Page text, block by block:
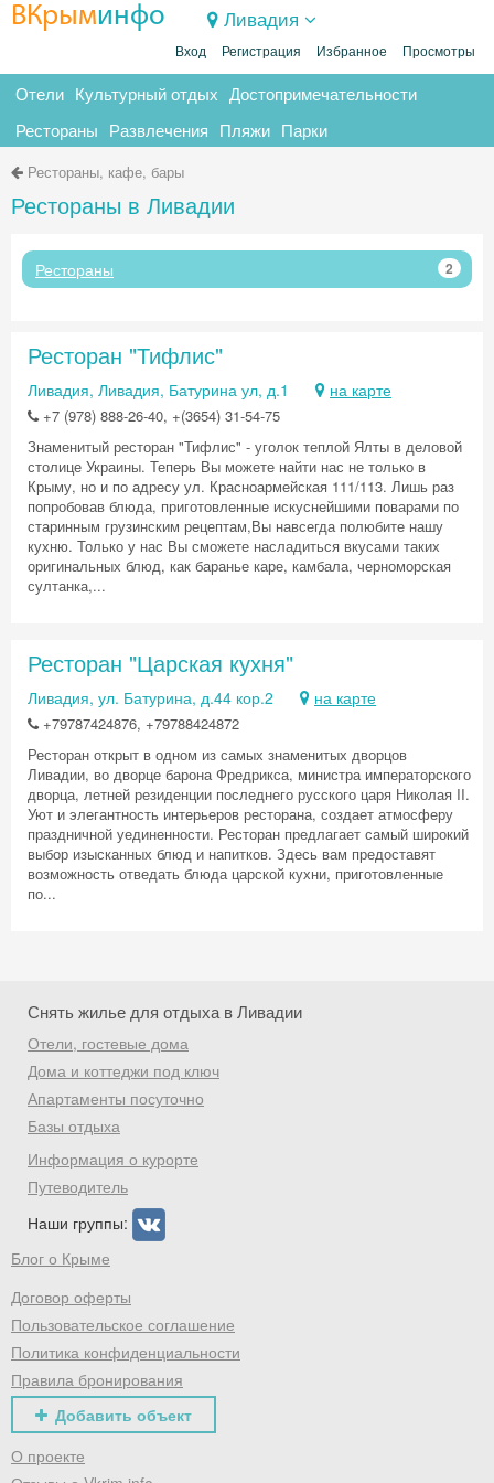
ВКрыминфо Ливадия
Вход Регистрация Избранное Просмотры
Отели Культурный отдых Достопримечательности
Рестораны Развлечения Пляжи Парки
Рестораны, кафе, бары
Рестораны в Ливадии
Рестораны 2
Ресторан "Тифлис"
Ливадия, Ливадия, Батурина ул, д.1 на карте
+7 (978) 888-26-40, +(3654) 31-54-75
Знаменитый ресторан "Тифлис" - уголок теплой Ялты в деловой
столице Украины. Теперь Вы можете найти нас не только в
Крыму, но и по адресу ул. Красноармейская 111/113. Лишь раз
попробовав блюда, приготовленные искуснейшими поварами по
старинным грузинским рецептам,Вы навсегда полюбите нашу
кухню. Только у нас Вы сможете насладиться вкусами таких
оригинальных блюд, как баранье каре, камбала, черноморская
султанка,...
Ресторан "Царская кухня"
Ливадия, ул. Батурина, д.44 кор.2 на карте
+79787424876, +79788424872
Ресторан открыт в одном из самых знаменитых дворцов
Ливадии, во дворце барона Фредрикса, министра императорского
дворца, летней резиденции последнего русского царя Николая II.
Уют и элегантность интерьеров ресторана, создает атмосферу
праздничной уединенности. Ресторан предлагает самый широкий
выбор изысканных блюд и напитков. Здесь вам предоставят
возможность отведать блюда царской кухни, приготовленные
по...
Снять жилье для отдыха в Ливадии
Отели, гостевые дома
Дома и коттеджи под ключ
Апартаменты посуточно
Базы отдыха
Информация о курорте
Путеводитель
Наши группы:
Блог о Крыме
Договор оферты
Пользовательское соглашение
Политика конфиденциальности
Правила бронирования
Добавить объект
О проекте
Скидка −5%
Хочешь дешевле? Оставь почту и получи
промокод на первое бронирование!